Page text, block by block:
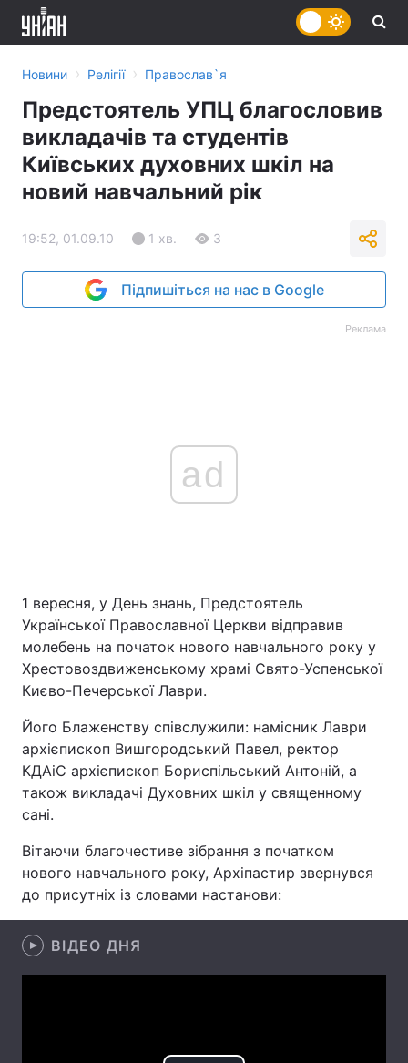
Головна Війна
Україна
Економіка Світ
Лайт
Новини › Релігії › Православ`я
Предстоятель УПЦ благословив
викладачів та студентів
Київських духовних шкіл на
новий навчальний рік
19:52, 01.09.10 1 хв. 3
Підпишіться на нас в Google
Реклама
ad
1 вересня, у День знань, Предстоятель
Української Православної Церкви відправив
молебень на початок нового навчального року у
Хрестовоздвиженському храмі Свято-Успенської
Києво-Печерської Лаври.
Його Блаженству співслужили: намісник Лаври
архієпископ Вишгородський Павел, ректор
КДАіС архієпископ Бориспільський Антоній, а
також викладачі Духовних шкіл у священному
сані.
Вітаючи благочестиве зібрання з початком
нового навчального року, Архіпастир звернувся
до присутніх із словами настанови:
ВІДЕО ДНЯ